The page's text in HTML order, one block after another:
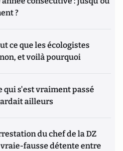
?
ce que les écologistes
et voilà pourquoi
qui s'est vraiment passé
ailleurs
du chef de la DZ
vraie-fausse détente entre